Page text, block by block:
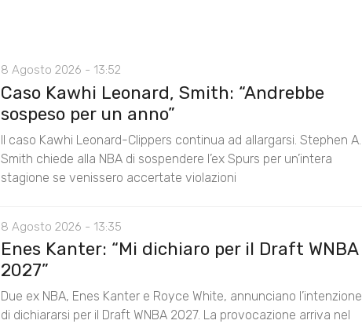
8 Agosto 2026 - 13:52
Caso Kawhi Leonard, Smith: “Andrebbe
sospeso per un anno”
Il caso Kawhi Leonard-Clippers continua ad allargarsi. Stephen A.
Smith chiede alla NBA di sospendere l’ex Spurs per un’intera
stagione se venissero accertate violazioni
8 Agosto 2026 - 13:35
Enes Kanter: “Mi dichiaro per il Draft WNBA
2027”
Due ex NBA, Enes Kanter e Royce White, annunciano l’intenzione
di dichiararsi per il Draft WNBA 2027. La provocazione arriva nel